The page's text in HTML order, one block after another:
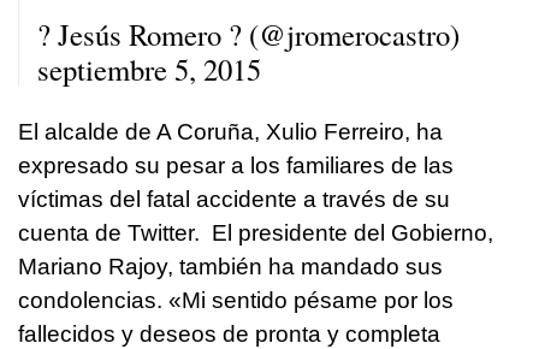
? Jesús Romero ? (@jromerocastro)
septiembre 5, 2015
El alcalde de A Coruña, Xulio Ferreiro, ha
expresado su pesar a los familiares de las
víctimas del fatal accidente a través de su
cuenta de Twitter. El presidente del Gobierno,
Mariano Rajoy, también ha mandado sus
condolencias. «Mi sentido pésame por los
fallecidos y deseos de pronta y completa